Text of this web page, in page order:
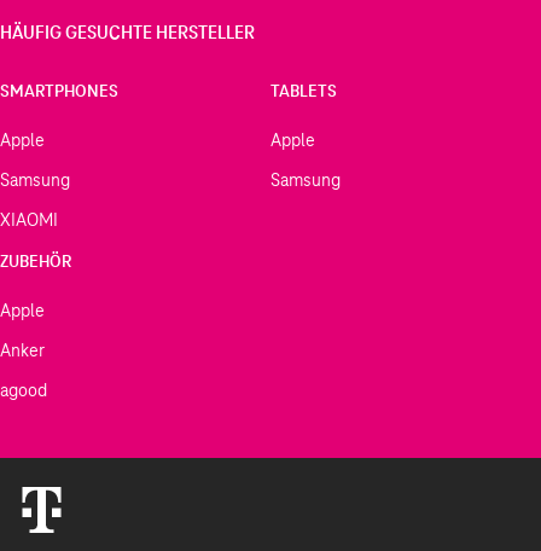
HÄUFIG GESUCHTE HERSTELLER
SMARTPHONES
Apple
Samsung
XIAOMI
TABLETS
Apple
Samsung
ZUBEHÖR
Apple
Anker
agood